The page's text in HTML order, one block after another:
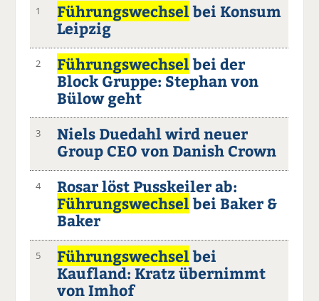
1 Führungswechselbei Konsum
Leipzig
2 Führungswechselbei der
Block Gruppe: Stephan von
Bülow geht
3
Niels Duedahl wird neuer
Group CEO von Danish Crown
4
Rosar löst Pusskeiler ab:
Führungswechselbei Baker &
Baker
5 Führungswechselbei
Kaufland: Kratz übernimmt
von Imhof